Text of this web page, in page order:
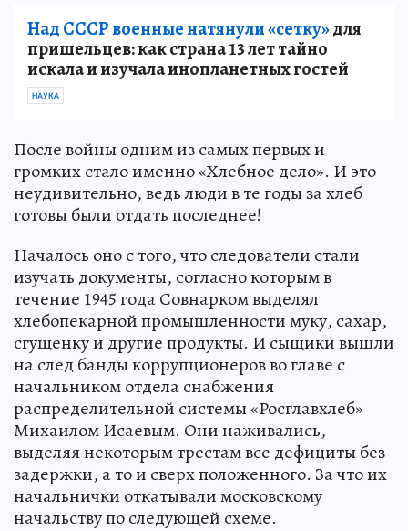
Над СССР военные натянули «сетку»для
пришельцев: как страна 13 лет тайно
искала и изучала инопланетных гостей
НАУКА
После войны одним из самых первых и
громких стало именно «Хлебное дело». И это
неудивительно, ведь люди в те годы за хлеб
готовы были отдать последнее!
Началось оно с того, что следователи стали
изучать документы, согласно которым в
течение 1945 года Совнарком выделял
хлебопекарной промышленности муку, сахар,
сгущенку и другие продукты. И сыщики вышли
на след банды коррупционеров во главе с
начальником отдела снабжения
распределительной системы «Росглавхлеб»
Михаилом Исаевым. Они наживались,
выделяя некоторым трестам все дефициты без
задержки, а то и сверх положенного. За что их
начальнички откатывали московскому
начальству по следующей схеме.